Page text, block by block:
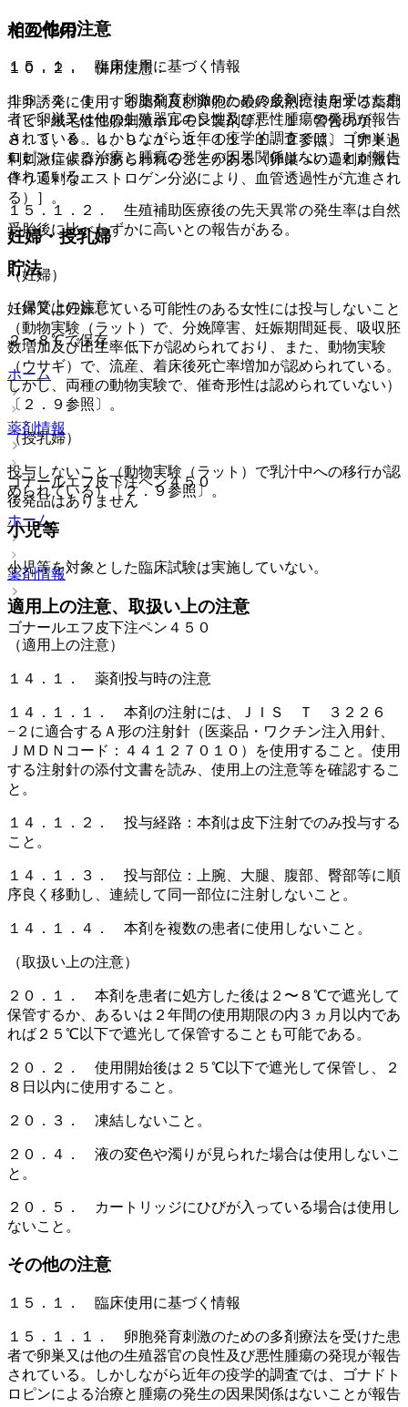
その他の注意
１５．１． 臨床使用に基づく情報
１５．１．１． 卵胞発育刺激のための多剤療法を受けた患
者で卵巣又は他の生殖器官の良性及び悪性腫瘍の発現が報告
されている。しかしながら近年の疫学的調査では、ゴナドト
ロピンによる治療と腫瘍の発生の因果関係はないことが報告
されている。
１５．１．２． 生殖補助医療後の先天異常の発生率は自然
受胎後に比べわずかに高いとの報告がある。
貯法
（保管上の注意）
２〜８℃で保存。
ホーム
薬剤情報
ゴナールエフ皮下注ペン４５０
後発品はありません
ホーム
薬剤情報
ゴナールエフ皮下注ペン４５０
相互作用
１０．２． 併用注意：
排卵誘発に使用する薬剤及び卵胞の最終成熟に使用する薬剤
（ヒト絨毛性性腺刺激ホルモン製剤等）〔１．警告の項、
８．３、８．４、９．１．３、１１．１．２参照〕［卵巣過
剰刺激症候群があらわれることがある（卵巣への過剰刺激に
伴う過剰なエストロゲン分泌により、血管透過性が亢進され
る）］。
妊婦・授乳婦
（妊婦）
妊婦又は妊娠している可能性のある女性には投与しないこと
（動物実験（ラット）で、分娩障害、妊娠期間延長、吸収胚
数増加及び出生率低下が認められており、また、動物実験
（ウサギ）で、流産、着床後死亡率増加が認められている。
しかし、両種の動物実験で、催奇形性は認められていない）
〔２．９参照〕。
（授乳婦）
投与しないこと（動物実験（ラット）で乳汁中への移行が認
められている）〔２．９参照〕。
小児等
小児等を対象とした臨床試験は実施していない。
適用上の注意、取扱い上の注意
（適用上の注意）
１４．１． 薬剤投与時の注意
１４．１．１． 本剤の注射には、ＪＩＳ Ｔ ３２２６
−２に適合するＡ形の注射針（医薬品・ワクチン注入用針、
ＪＭＤＮコード：４４１２７０１０）を使用すること。使用
する注射針の添付文書を読み、使用上の注意等を確認するこ
と。
１４．１．２． 投与経路：本剤は皮下注射でのみ投与する
こと。
１４．１．３． 投与部位：上腕、大腿、腹部、臀部等に順
序良く移動し、連続して同一部位に注射しないこと。
１４．１．４． 本剤を複数の患者に使用しないこと。
（取扱い上の注意）
２０．１． 本剤を患者に処方した後は２〜８℃で遮光して
保管するか、あるいは２年間の使用期限の内３ヵ月以内であ
れば２５℃以下で遮光して保管することも可能である。
２０．２． 使用開始後は２５℃以下で遮光して保管し、２
８日以内に使用すること。
２０．３． 凍結しないこと。
２０．４． 液の変色や濁りが見られた場合は使用しないこ
と。
２０．５． カートリッジにひびが入っている場合は使用し
ないこと。
その他の注意
１５．１． 臨床使用に基づく情報
１５．１．１． 卵胞発育刺激のための多剤療法を受けた患
者で卵巣又は他の生殖器官の良性及び悪性腫瘍の発現が報告
されている。しかしながら近年の疫学的調査では、ゴナドト
ロピンによる治療と腫瘍の発生の因果関係はないことが報告